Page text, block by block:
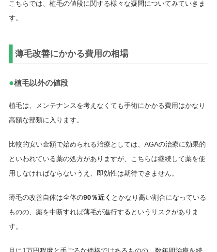
こちらでは、植毛の値段に関する様々な疑問についてみていきま
す。
薄毛改善にかかる費用の相場
●植毛以外の値段
植毛は、メンテナンスを考えなくても手術にかかる費用はかなり
高額な部類に入ります。
比較的安い金額で始められる治療としては、AGAの治療に効果的
といわれている薬の処方がありますが、こちらは継続して薬を使
用しなければならないうえ、即効性は期待できません。
薄毛の改善自体は全体の90％近く とかなり高い割合になっている
ものの、薬を中断すれば薄毛が進行するというリスクがありま
す。